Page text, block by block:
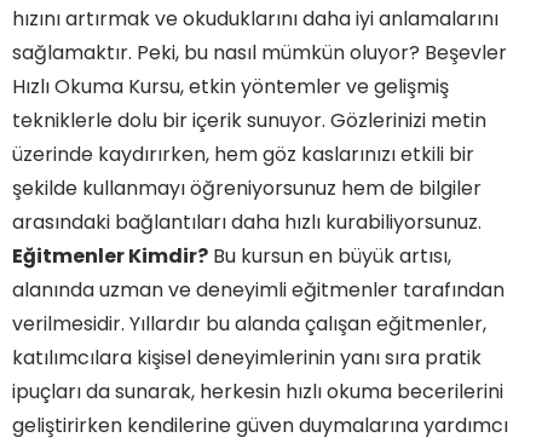
hızını artırmak ve okuduklarını daha iyi anlamalarını
sağlamaktır. Peki, bu nasıl mümkün oluyor? Beşevler
Hızlı Okuma Kursu, etkin yöntemler ve gelişmiş
tekniklerle dolu bir içerik sunuyor. Gözlerinizi metin
üzerinde kaydırırken, hem göz kaslarınızı etkili bir
şekilde kullanmayı öğreniyorsunuz hem de bilgiler
arasındaki bağlantıları daha hızlı kurabiliyorsunuz.
Eğitmenler Kimdir? Bu kursun en büyük artısı,
alanında uzman ve deneyimli eğitmenler tarafından
verilmesidir. Yıllardır bu alanda çalışan eğitmenler,
katılımcılara kişisel deneyimlerinin yanı sıra pratik
ipuçları da sunarak, herkesin hızlı okuma becerilerini
geliştirirken kendilerine güven duymalarına yardımcı